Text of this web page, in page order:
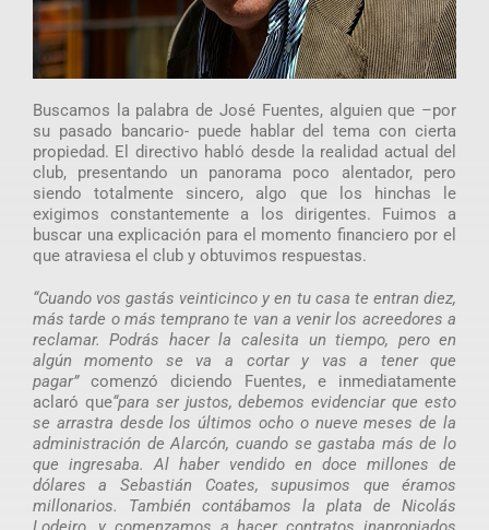
Buscamos la palabra de José Fuentes, alguien que –por
su pasado bancario- puede hablar del tema con cierta
propiedad. El directivo habló desde la realidad actual del
club, presentando un panorama poco alentador, pero
siendo totalmente sincero, algo que los hinchas le
exigimos constantemente a los dirigentes. Fuimos a
buscar una explicación para el momento financiero por el
que atraviesa el club y obtuvimos respuestas.
“Cuando vos gastás veinticinco y en tu casa te entran diez,
más tarde o más temprano te van a venir los acreedores a
reclamar. Podrás hacer la calesita un tiempo, pero en
algún momento se va a cortar y vas a tener que
pagar”comenzó diciendo Fuentes, e inmediatamente
aclaró que“para ser justos, debemos evidenciar que esto
se arrastra desde los últimos ocho o nueve meses de la
administración de Alarcón, cuando se gastaba más de lo
que ingresaba. Al haber vendido en doce millones de
dólares a Sebastián Coates, supusimos que éramos
millonarios. También contábamos la plata de Nicolás